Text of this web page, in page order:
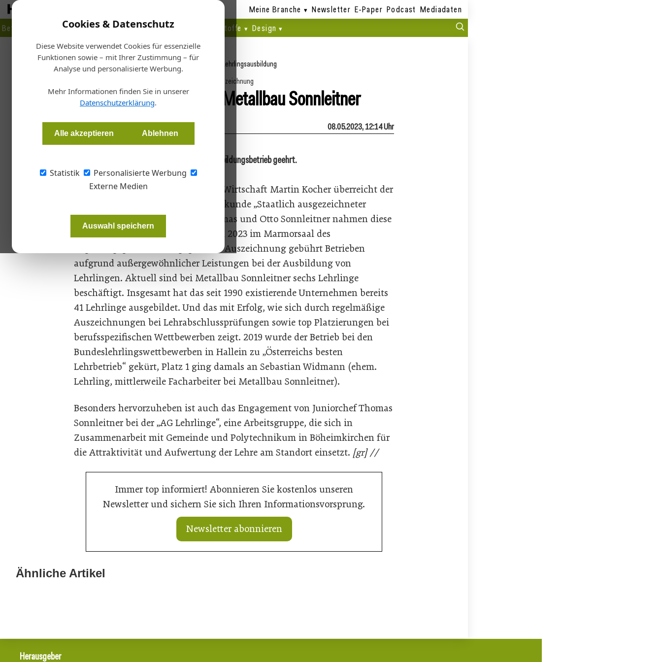
Cookies & Datenschutz
Diese Website verwendet Cookies für essenzielle
Funktionen sowie – mit Ihrer Zustimmung – für
Analyse und personalisierte Werbung.
Mehr Informationen finden Sie in unserer
Datenschutzerklärung.
Alle akzeptieren Ablehnen
Statistik
Personalisierte Werbung
Externe Medien
Auswahl speichern
Meine Branche Newsletter E-Paper Podcast Mediadaten
Betrieb
Planen Bauen Fertigen Bau- + Werkstoffe Design
Lehrlingsausbildung
Auszeichnung
Staatswappen für Metallbau Sonnleitner
08.05.2023, 12:14 Uhr
Metallbau Sonnleitner als hervorragender Ausbildungsbetrieb geehrt.
Der Bundesminister für Arbeit und Wirtschaft Martin Kocher überreicht der
Firma Metallbau Sonnleitner die Urkunde „Staatlich ausgezeichneter
Ausbildungsbetrieb“. Sabrina, Thomas und Otto Sonnleitner nahmen diese
in feierlichem Rahmen am 28. April 2023 im Marmorsaal des
Regierungsgebäudes entgegen. Die Auszeichnung gebührt Betrieben
aufgrund außergewöhnlicher Leistungen bei der Ausbildung von
Lehrlingen. Aktuell sind bei Metallbau Sonnleitner sechs Lehrlinge
beschäftigt. Insgesamt hat das seit 1990 existierende Unternehmen bereits
41 Lehrlinge ausgebildet. Und das mit Erfolg, wie sich durch regelmäßige
Auszeichnungen bei Lehrabschlussprüfungen sowie top Platzierungen bei
berufsspezifischen Wettbewerben zeigt. 2019 wurde der Betrieb bei den
Bundeslehrlingswettbewerben in Hallein zu „Österreichs besten
Lehrbetrieb“ gekürt, Platz 1 ging damals an Sebastian Widmann (ehem.
Lehrling, mittlerweile Facharbeiter bei Metallbau Sonnleitner).
Besonders hervorzuheben ist auch das Engagement von Juniorchef Thomas
Sonnleitner bei der „AG Lehrlinge“, eine Arbeitsgruppe, die sich in
Zusammenarbeit mit Gemeinde und Polytechnikum in Böheimkirchen für
die Attraktivität und Aufwertung der Lehre am Standort einsetzt. [gr] //
Immer top informiert! Abonnieren Sie kostenlos unseren
Newsletter und sichern Sie sich Ihren Informationsvorsprung.
Newsletter abonnieren
Ähnliche Artikel
20. Juli 2026
Herausgeber